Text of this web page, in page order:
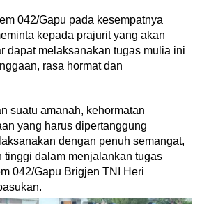
042/Gapu pada kesempatnya
kepada prajurit yang akan
dapat melaksanakan tugas mulia ini
rasa hormat dan
suatu amanah, kehormatan
yang harus dipertanggung
dengan penuh semangat,
dalam menjalankan tugas
042/Gapu Brigjen TNI Heri